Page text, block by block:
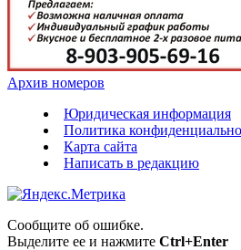
Архив номеров
Юридическая информация
Политика
Карта сайта
Написать в редакцию
Сообщите об ошибке.
Выделите ее и нажмите Ctrl+Enter